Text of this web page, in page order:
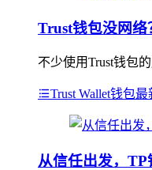
Trust钱包没网
不少使用Trust钱包
Trust Wallet钱包
从信任出发，